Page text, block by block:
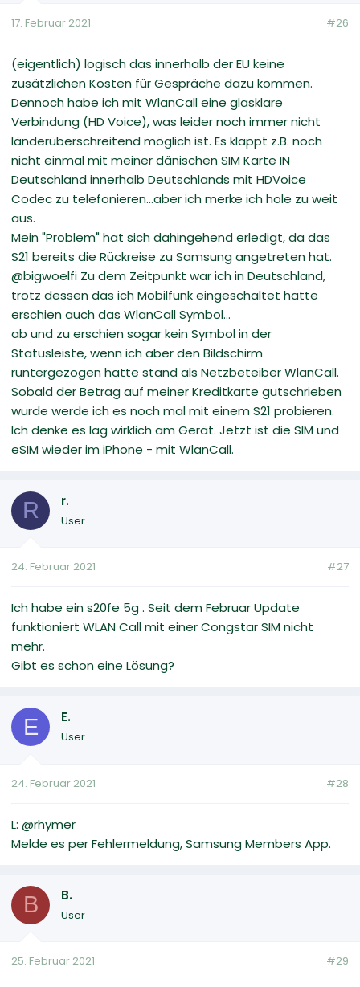
17. Februar 2021 #26
(eigentlich) logisch das innerhalb der EU keine
zusätzlichen Kosten für Gespräche dazu kommen.
Dennoch habe ich mit WlanCall eine glasklare
Verbindung (HD Voice), was leider noch immer nicht
länderüberschreitend möglich ist. Es klappt z.B. noch
nicht einmal mit meiner dänischen SIM Karte IN
Deutschland innerhalb Deutschlands mit HDVoice
Codec zu telefonieren...aber ich merke ich hole zu weit
aus.
Mein "Problem" hat sich dahingehend erledigt, da das
S21 bereits die Rückreise zu Samsung angetreten hat.
@bigwoelfi Zu dem Zeitpunkt war ich in Deutschland,
trotz dessen das ich Mobilfunk eingeschaltet hatte
erschien auch das WlanCall Symbol...
ab und zu erschien sogar kein Symbol in der
Statusleiste, wenn ich aber den Bildschirm
runtergezogen hatte stand als Netzbeteiber WlanCall.
Sobald der Betrag auf meiner Kreditkarte gutschrieben
wurde werde ich es noch mal mit einem S21 probieren.
Ich denke es lag wirklich am Gerät. Jetzt ist die SIM und
eSIM wieder im iPhone - mit WlanCall.
R r.
User
24. Februar 2021 #27
Ich habe ein s20fe 5g . Seit dem Februar Update
funktioniert WLAN Call mit einer Congstar SIM nicht
mehr.
Gibt es schon eine Lösung?
E E.
User
24. Februar 2021 #28
L: @rhymer
Melde es per Fehlermeldung, Samsung Members App.
B B.
User
25. Februar 2021 #29